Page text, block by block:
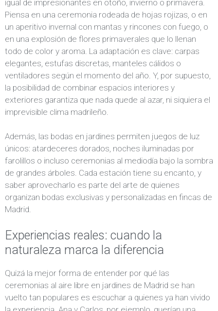
igual de impresionantes en otoño, invierno o primavera.
Piensa en una ceremonia rodeada de hojas rojizas, o en
un aperitivo invernal con mantas y rincones con fuego, o
en una explosión de flores primaverales que lo llenan
todo de color y aroma. La adaptación es clave: carpas
elegantes, estufas discretas, manteles cálidos o
ventiladores según el momento del año. Y, por supuesto,
la posibilidad de combinar espacios interiores y
exteriores garantiza que nada quede al azar, ni siquiera el
imprevisible clima madrileño.
Además, las bodas en jardines permiten juegos de luz
únicos: atardeceres dorados, noches iluminadas por
farolillos o incluso ceremonias al mediodía bajo la sombra
de grandes árboles. Cada estación tiene su encanto, y
saber aprovecharlo es parte del arte de quienes
organizan bodas exclusivas y personalizadas en fincas de
Madrid.
Experiencias reales: cuando la
naturaleza marca la diferencia
Quizá la mejor forma de entender por qué las
ceremonias al aire libre en jardines de Madrid se han
vuelto tan populares es escuchar a quienes ya han vivido